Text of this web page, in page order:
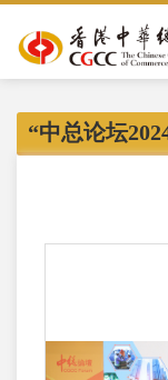
“中总论坛